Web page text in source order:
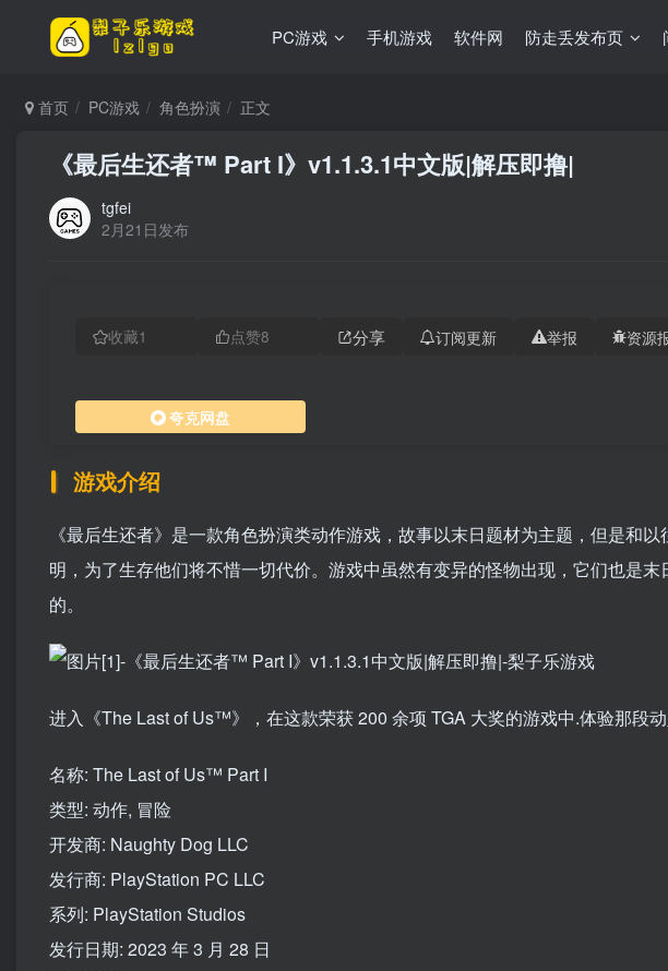
PC游戏 手机游戏 软件网 防走丢发布页
首页 PC游戏 角色扮演 正文
《最后生还者™ Part I》v1.1.3.1中文版|解压即撸|
tgfei
2月21日发布
收藏1 点赞8 分享 订阅更新 举报 资源
夸克网盘
游戏介绍
《最后生还者》是一款角色扮演类动作游戏，故事以末日题材为主题，但是和
明，为了生存他们将不惜一切代价。游戏中虽然有变异的怪物出现，它们也是
的。
进入《The Last of Us™》，在这款荣获 200 余项 TGA 大奖的游戏中.体验那段
名称: The Last of Us™ Part I
类型: 动作, 冒险
开发商: Naughty Dog LLC
发行商: PlayStation PC LLC
系列: PlayStation Studios
发行日期: 2023 年 3 月 28 日